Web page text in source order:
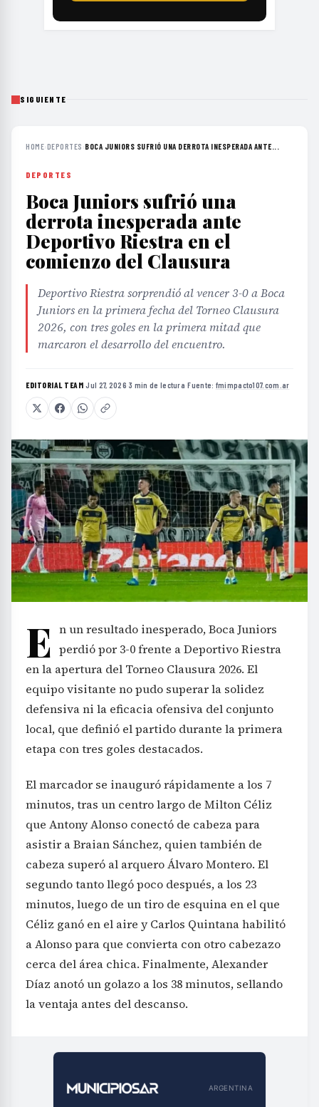
SIGUIENTE
HOME›DEPORTES ›BOCA JUNIORS SUFRIÓ UNA DERROTA INESPERADA ANTE...
DEPORTES
Boca Juniors sufrió una
derrota inesperada ante
Deportivo Riestra en el
comienzo del Clausura
Deportivo Riestra sorprendió al vencer 3-0 a Boca
Juniors en la primera fecha del Torneo Clausura
2026, con tres goles en la primera mitad que
marcaron el desarrollo del encuentro.
EDITORIAL TEAM·Jul 27, 2026·3 min de lectura·Fuente: fmimpacto107.com.ar
E n un resultado inesperado, Boca Juniors
perdió por 3-0 frente a Deportivo Riestra
en la apertura del Torneo Clausura 2026. El
equipo visitante no pudo superar la solidez
defensiva ni la eficacia ofensiva del conjunto
local, que definió el partido durante la primera
etapa con tres goles destacados.
El marcador se inauguró rápidamente a los 7
minutos, tras un centro largo de Milton Céliz
que Antony Alonso conectó de cabeza para
asistir a Braian Sánchez, quien también de
cabeza superó al arquero Álvaro Montero. El
segundo tanto llegó poco después, a los 23
minutos, luego de un tiro de esquina en el que
Céliz ganó en el aire y Carlos Quintana habilitó
a Alonso para que convierta con otro cabezazo
cerca del área chica. Finalmente, Alexander
Díaz anotó un golazo a los 38 minutos, sellando
la ventaja antes del descanso.
ARGENTINA